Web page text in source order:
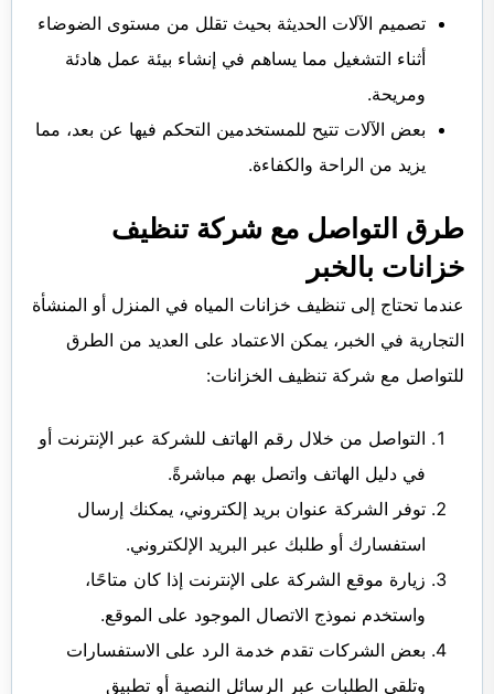
تصميم الآلات الحديثة بحيث تقلل من مستوى الضوضاء
أثناء التشغيل مما يساهم في إنشاء بيئة عمل هادئة
ومريحة.
بعض الآلات تتيح للمستخدمين التحكم فيها عن بعد، مما
يزيد من الراحة والكفاءة.
طرق التواصل مع شركة تنظيف
خزانات بالخبر
عندما تحتاج إلى تنظيف خزانات المياه في المنزل أو المنشأة
التجارية في الخبر، يمكن الاعتماد على العديد من الطرق
للتواصل مع شركة تنظيف الخزانات:
التواصل من خلال رقم الهاتف للشركة عبر الإنترنت أو
في دليل الهاتف واتصل بهم مباشرةً.
توفر الشركة عنوان بريد إلكتروني، يمكنك إرسال
استفسارك أو طلبك عبر البريد الإلكتروني.
زيارة موقع الشركة على الإنترنت إذا كان متاحًا،
واستخدم نموذج الاتصال الموجود على الموقع.
بعض الشركات تقدم خدمة الرد على الاستفسارات
وتلقي الطلبات عبر الرسائل النصية أو تطبيق